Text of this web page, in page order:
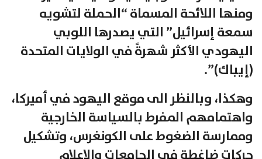
ومنها اللائحة المسماة “الحملة لتشويه
سمعة إسرائيل” التي يصدرها اللوبي
اليهودي الأكثر شهرةً في الولايات المتحدة
(إيباك)”.
وهكذا، وبالنظر الى موقع اليهود في أميركا،
واهتمامهم المفرط بالسياسة الخارجية
وممارسة الضغوط على الكونغرس، وتشكيل